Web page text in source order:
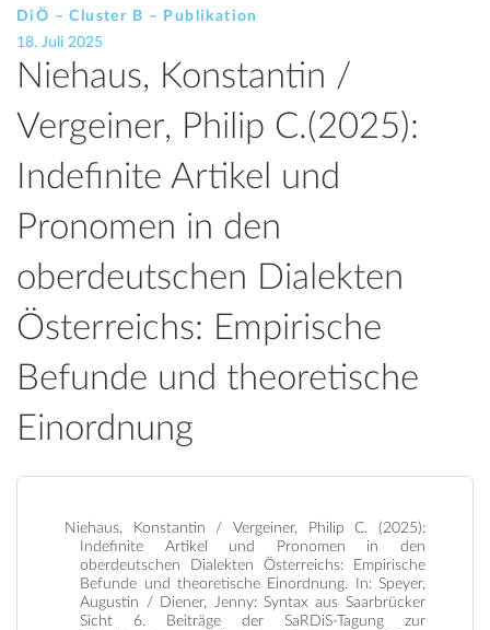
DiÖ – Cluster B – Publikation
18. Juli 2025
Niehaus, Konstantin /
Vergeiner, Philip C.(2025):
Indefinite Artikel und
Pronomen in den
oberdeutschen Dialekten
Österreichs: Empirische
Befunde und theoretische
Einordnung
Niehaus, Konstantin / Vergeiner, Philip C. (2025):
Indefinite Artikel und Pronomen in den
oberdeutschen Dialekten Österreichs: Empirische
Befunde und theoretische Einordnung. In: Speyer,
Augustin / Diener, Jenny: Syntax aus Saarbrücker
Sicht 6. Beiträge der SaRDiS-Tagung zur